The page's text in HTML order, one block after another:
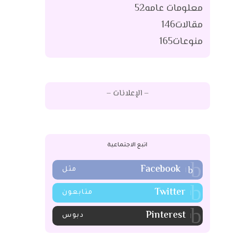
معلومات عامه52
مقالات146
منوعات165
– الإعلانات –
اتبع الاجتماعية
Facebook مثل
Twitter متابعون
Pinterest دبوس